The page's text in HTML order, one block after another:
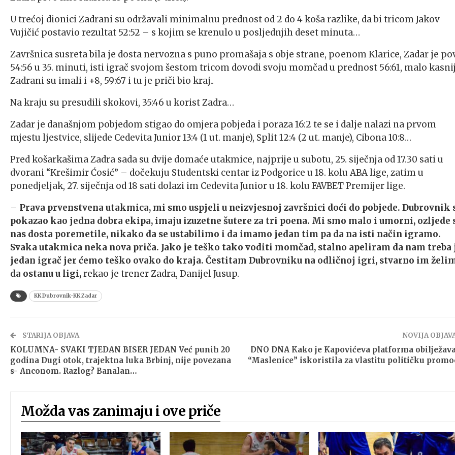
U trećoj dionici Zadrani su održavali minimalnu prednost od 2 do 4 koša razlike, da bi tricom Jakov
Vujičić postavio rezultat 52:52 – s kojim se krenulo u posljednjih deset minuta…
Završnica susreta bila je dosta nervozna s puno promašaja s obje strane, poenom Klarice, Zadar je
54:56 u 35. minuti, isti igrač svojom šestom tricom dovodi svoju momčad u prednost 56:61, malo
Zadrani su imali i +8, 59:67 i tu je priči bio kraj..
Na kraju su presudili skokovi, 35:46 u korist Zadra…
Zadar je današnjom pobjedom stigao do omjera pobjeda i poraza 16:2 te se i dalje nalazi na prvom
mjestu ljestvice, slijede Cedevita Junior 13:4 (1 ut. manje), Split 12:4 (2 ut. manje), Cibona 10:8…
Pred košarkašima Zadra sada su dvije domaće utakmice, najprije u subotu, 25. siječnja od 17.30 sati u
dvorani “Krešimir Ćosić” – dočekuju Studentski centar iz Podgorice u 18. kolu ABA lige, zatim u
ponedjeljak, 27. siječnja od 18 sati dolazi im Cedevita Junior u 18. kolu FAVBET Premijer lige.
– Prava prvenstvena utakmica, mi smo uspjeli u neizvjesnoj završnici doći do pobjede. Dubrovnik
pokazao kao jedna dobra ekipa, imaju izuzetne šutere za tri poena. Mi smo malo i umorni, ozljede
nas dosta poremetile, nikako da se ustabilimo i da imamo jedan tim pa da na isti način igramo.
Svaka utakmica neka nova priča. Jako je teško tako voditi momčad, stalno apeliram da nam treba
jedan igrač jer ćemo teško ovako do kraja. Čestitam Dubrovniku na odličnoj igri, stvarno im
da ostanu u ligi,rekao je trener Zadra, Danijel Jusup.
KK Dubrovnik-KK Zadar
STARIJA OBJAVA
KOLUMNA- SVAKI TJEDAN BISER JEDAN Već punih 20
godina Dugi otok, trajektna luka Brbinj, nije povezana
s- Anconom. Razlog? Banalan…
NOVIJA
DNO DNA Kako je Kapovićeva platforma
“Maslenice” iskoristila za vlastitu političku
Možda vas zanimaju i ove priče